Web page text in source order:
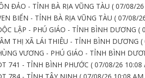
ĐẢO - TỈNH BÀ RỊA VŨNG TÀU ( 07/08/
BIỂN - TỈNH BÀ RỊA VŨNG TÀU ( 07/08/
LẬP - PHÚ GIÁO - TỈNH BÌNH DƯƠNG (
THỊ XÃ LÁI THIÊU - TỈNH BÌNH DƯƠNG
VƯƠNG - PHÚ GIÁO - TỈNH BÌNH
741 - TỈNH BÌNH PHƯỚC ( 07/08/26 10:08